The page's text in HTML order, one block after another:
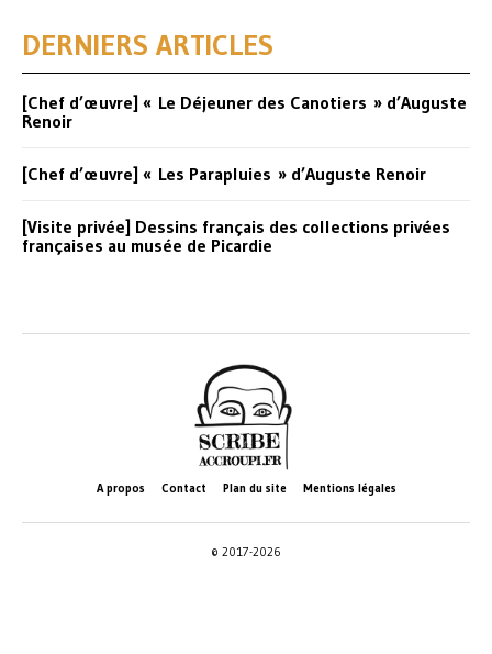
DERNIERS ARTICLES
[Chef d’œuvre] « Le Déjeuner des Canotiers » d’Auguste
Renoir
[Chef d’œuvre] « Les Parapluies » d’Auguste Renoir
[Visite privée] Dessins français des collections privées
françaises au musée de Picardie
A propos Contact Plan du site Mentions légales
© 2017-2026